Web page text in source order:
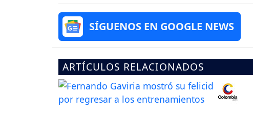
SÍGUENOS EN GOOGLE NEWS
ARTÍCULOS RELACIONADOS